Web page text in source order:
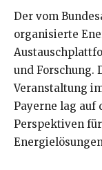
Der vom
organisierte
und Forschung.
Veranstaltung
Payerne lag auf
Perspektiven